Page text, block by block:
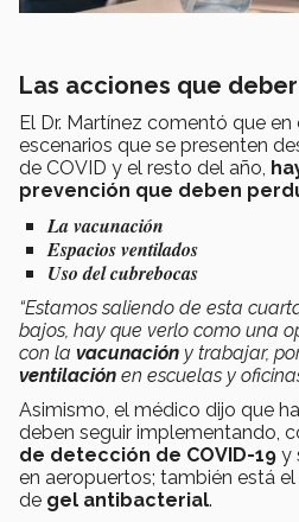
Las acciones que
El Dr. Martínez comentó que
escenarios que se presenten
de COVID y el resto del año,
prevención que deben
Lavacunación
Espacios ventilados
Uso del cubrebocas
“Estamos saliendo de esta
bajos, hay que verlo como una
con la vacunación y trabajar,
ventilación en escuelas y
Asimismo, el médico dijo que
deben seguir implementando,
de detección de COVID-19 y
en aeropuertos; también está el
de gel antibacterial.